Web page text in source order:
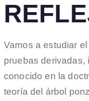
Vamos a estudiar
pruebas derivadas,
conocido en la
teoría del árbol